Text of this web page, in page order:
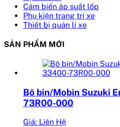
Cảm biến áp suất lốp
Phụ kiện trang trí xe
Thiết bị quản lí xe
SẢN PHẨM MỚI
Bô bin/Mobin Suzuki
73R00-000
Giá: Liên Hệ